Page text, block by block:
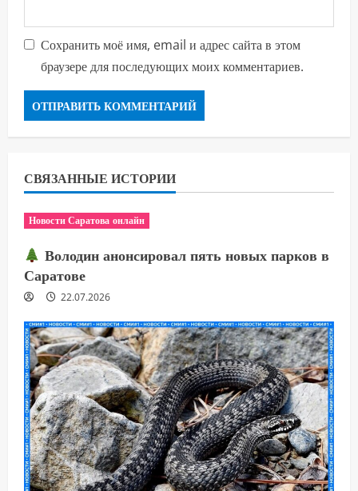
Сохранить моё имя, email и адрес сайта в этом
браузере для последующих моих комментариев.
СВЯЗАННЫЕ ИСТОРИИ
Новости Саратова онлайн
Володин анонсировал пять новых парков в
Саратове
22.07.2026